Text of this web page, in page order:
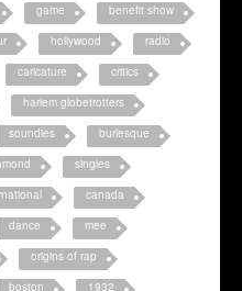
game
benefit show
hollywood
radio
caricature
critics
harlem globetrotters
soundies
burlesque
singles
canada
dance
mee
origins of rap
boston
1932